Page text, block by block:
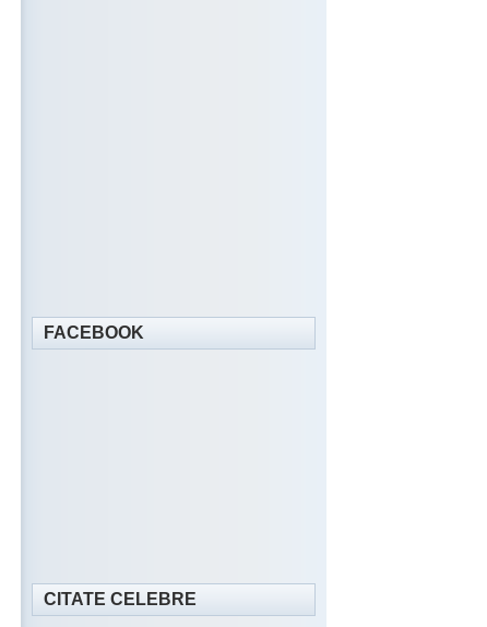
FACEBOOK
CITATE CELEBRE